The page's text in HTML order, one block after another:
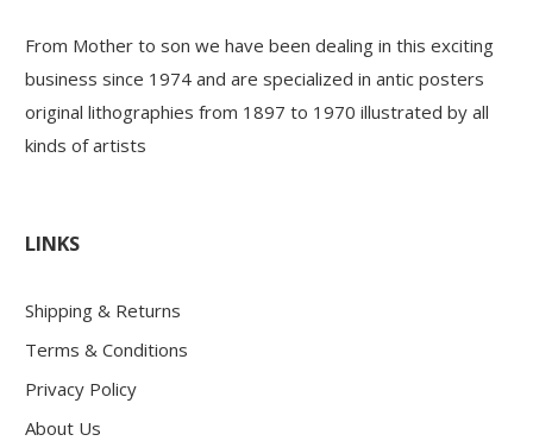
From Mother to son we have been dealing in this exciting
business since 1974 and are specialized in antic posters
original lithographies from 1897 to 1970 illustrated by all
kinds of artists
LINKS
Shipping & Returns
Terms & Conditions
Privacy Policy
About Us